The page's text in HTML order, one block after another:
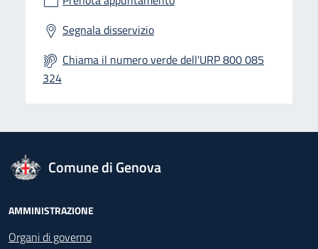
Segnala disservizio
Chiama il numero verde dell'URP 800 085
324
logo Unione Europea
Comune di Genova
Footer - Navigazione
AMMINISTRAZIONE
Organi di governo